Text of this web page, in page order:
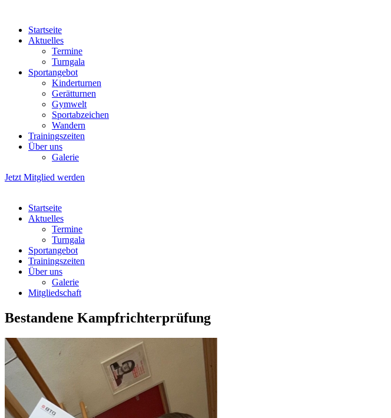
Startseite
Aktuelles
Termine
Turngala
Sportangebot
Kinderturnen
Gerätturnen
Gymwelt
Sportabzeichen
Wandern
Trainingszeiten
Über uns
Galerie
Jetzt Mitglied werden
Startseite
Aktuelles
Termine
Turngala
Sportangebot
Trainingszeiten
Über uns
Galerie
Mitgliedschaft
Bestandene Kampfrichterprüfung